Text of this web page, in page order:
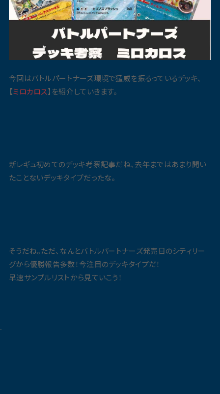
今回はバトルパートナーズ環境で猛威を振るっているデッキ、
【ミロカロス】を紹介していきます。
新レギュ初めてのデッキ考察記事だね、去年まではあまり聞い
たことないデッキタイプだったな。
そうだね。ただ、なんとバトルパートナーズ発売日のシティリー
グから優勝報告多数！今注目のデッキタイプだ！
早速サンプルリストから見ていこう！